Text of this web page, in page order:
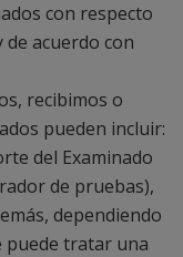
con respecto
de acuerdo con
recibimos o
pueden incluir:
del Examinado
de pruebas),
dependiendo
puede tratar una